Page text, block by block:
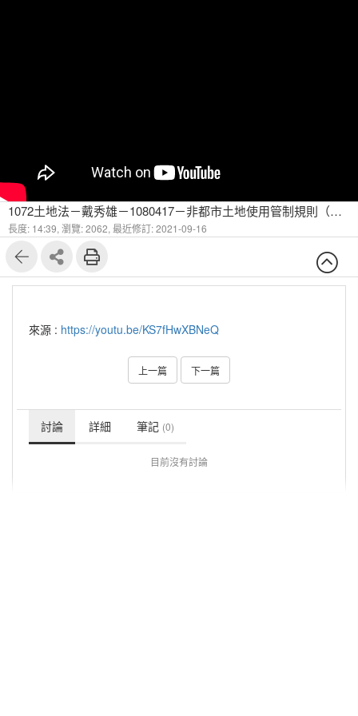
1072土地法－戴秀雄－1080417－非都市土地使用管制規則（一）
長度: 14:39, 瀏覽: 2062, 最近修訂: 2021-09-16
來源 : https://youtu.be/KS7fHwXBNeQ
上一篇 下一篇
討論 詳細 筆記 (0)
目前沒有討論